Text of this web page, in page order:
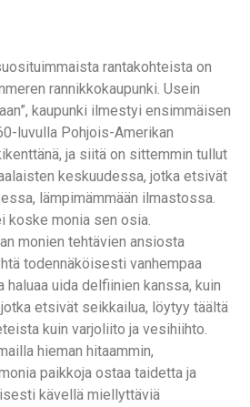
rantakohteista on
rannikkokaupunki. Usein
kaupunki ilmestyi ensimmäisen
luvulla Pohjois-Amerikan
ja siitä on sittemmin tullut
keskuudessa, jotka etsivät
lämpimämmään ilmastossa.
koske monia sen osia.
monien tehtävien ansiosta
todennäköisesti vanhempaa
uida delfiinien kanssa, kuin
etsivät seikkailua, löytyy täältä
kuin varjoliito ja vesihiihto.
hieman hitaammin,
paikkoja ostaa taidetta ja
kävellä miellyttäviä